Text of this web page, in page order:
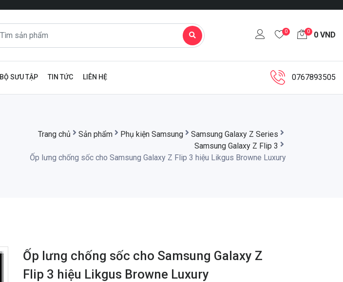
0 0 0 VND
BỘ SƯU TẬP TIN TỨC LIÊN HỆ 0767893505
Trang chủ Sản phẩm Phụ kiện Samsung
Samsung Galaxy Z Series
Samsung Galaxy Z Flip 3
Ốp lưng chống sốc cho Samsung Galaxy Z Flip 3 hiệu Likgus Browne Luxury
Ốp lưng chống sốc cho Samsung Galaxy Z
Flip 3 hiệu Likgus Browne Luxury